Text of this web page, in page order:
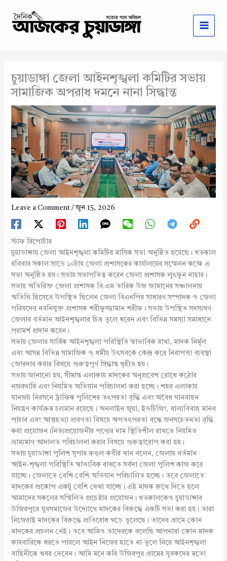
content
চুয়াডাঙ্গা জেলা আইনশৃঙ্খলা কমিটির সভায়
সামাজিক অপরাধ দমনে নানা সিদ্ধান্ত
Leave a Comment /জুন 15, 2026
স্টাফ রিপোর্টার
চুয়াডাঙ্গায় জেলা আইনশৃঙ্খলা কমিটির মাসিক সভা অনুষ্ঠিত হয়েছে। গতকাল
রবিবার সকাল সাড়ে ১০টায় জেলা প্রশাসকের কার্যালয়ের সম্মেলন কক্ষে এ
সভা অনুষ্ঠিত হয়। সভায় সভাপতিত্ব করেন জেলা প্রশাসক লুৎফুন নাহার।
সভায় অতিরিক্ত জেলা প্রশাসক বি.এম তারিক উজ জামানের সঞ্চালনায়
অতিথি হিসেবে উপস্থিত ছিলেন জেলা বিএনপির সাধারণ সম্পাদক ও জেলা
পরিষদের নবনিযুক্ত প্রশাসক শরীফুজ্জামান শরীফ। সভায় উপস্থিত সদস্যগণ
জেলার বর্তমান আইনশৃঙ্খলার চিত্র তুলে ধরেন এবং বিভিন্ন সমস্যা সমাধানে
পরামর্শ প্রদান করেন।
সভায় জেলার সার্বিক আইনশৃঙ্খলা পরিস্থিতি স্বাভাবিক রাখা, মাদক নির্মূল
এবং আসন্ন বিভিন্ন সামাজিক ও ধর্মীয় উৎসবকে কেন্দ্র করে নিরাপত্তা ব্যবস্থা
জোরদার করার বিষয়ে গুরুত্বপূর্ণ সিদ্ধান্ত গৃহীত হয়।
সভায় জানানো হয়, সীমান্ত এলাকায় মাদকের অনুপ্রবেশ রোধে কঠোর
নজরদারি এবং নিয়মিত অভিযান পরিচালনা করা হচ্ছে। শহর এলাকায়
যানজট নিরসনে ট্রাফিক পুলিশের তৎপরতা বৃদ্ধি এবং অবৈধ যানবাহন
নিয়ন্ত্রণ কার্যক্রম চলমান রয়েছে। অনলাইন জুয়া, ইভটিজিং, বাল্যবিবাহ মানব
পাচার এবং আত্মহত্যা প্রবণতা বিষয়ে অপতৎপরতা বন্ধে জনসচেতনতা বৃদ্ধি
করা প্রয়োজন।নিত্যপ্রয়োজনীয় পণ্যের দাম স্থিতিশীল রাখতে নিয়মিত
ভ্রাম্যমাণ আদালত পরিচালনা করার বিষয়ে গুরুত্বারোপ করা হয়।
সভায় চুয়াডাঙ্গা পুলিশ সুপার রুহুল কবীর খান বলেন, জেলায় বর্তমান
আইন-শৃঙ্খলা পরিস্থিতি স্বাভাবিক রাখতে সর্বদা জেলা পুলিশ কাজ করে
যাচ্ছে। জেলাতে বেশি বেশি অভিযান পরিচালিত হচ্ছে। তবে জেলাতে
মাদকের প্রকোপ একটু বেশি দেখা যাচ্ছে। এই মাদক রুখে দিতে হলে
আমাদের সকলের সম্মিলিত প্রচেষ্টার প্রয়োজন। গতকালকেও চুয়াডাঙ্গার
উজিরপুরে যুবসমাজের উদ্যোগে মাদকের বিরুদ্ধে একটি সভা করা হয়। তারা
নিজেরাই মাদকের বিরুদ্ধে প্রতিরোধ গড়ে তুলেছে। তাদের গ্রামে কোন
মাদকের প্রচলন নেই। তবে আমিও তাদেরকে বলেছি আপনারা কোন মাদক
কারবারিকে ধরতে পারলে আইন নিজের হাতে না তুলে নিয়ে আইনশৃঙ্খলা
বাহিনীকে খবর দেবেন। আমি মনে করি উজিরপুর গ্রামের যুবকদের মতো